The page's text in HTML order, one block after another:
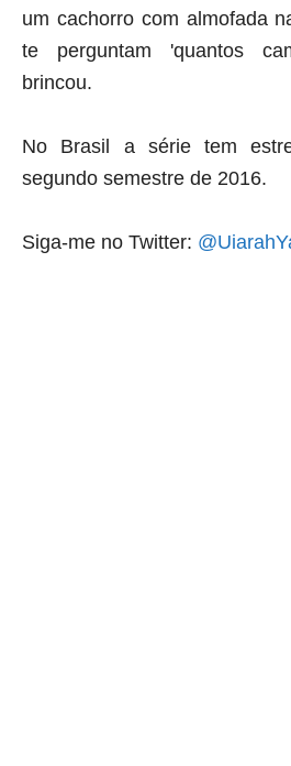
um cachorro com almofada
te perguntam 'quantos
brincou.
No Brasil a série tem
segundo semestre de 2016.
Siga-me no Twitter: